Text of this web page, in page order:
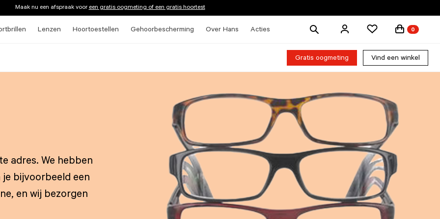
Maak nu een afspraak vooreen gratis oogmeting of een gratis hoortest
Lenzen Hoortoestellen Gehoorbescherming Over Hans Acties
Zoek
0
Gratis oogmeting Vind een winkel
adres. We hebben
bijvoorbeeld een
en wij bezorgen